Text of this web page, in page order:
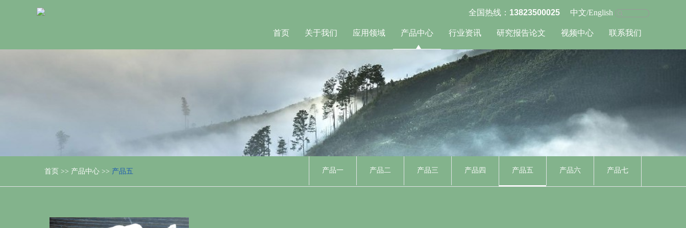
全国热线： 13823500025 中文/English
首页 关于我们 应用领域 产品中心 行业资讯 研究报告论文 视频中心 联系我们
首页 >> 产品中心 >> 产品五 产品一 产品二 产品三 产品四 产品五 产品六 产品七